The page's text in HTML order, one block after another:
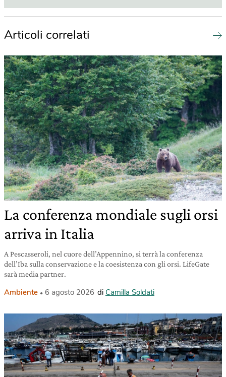
Articoli correlati
La conferenza mondiale sugli orsi
arriva in Italia
A Pescasseroli, nel cuore dell’Appennino, si terrà la conferenza
dell’Iba sulla conservazione e la coesistenza con gli orsi. LifeGate
sarà media partner.
Ambiente 6 agosto 2026 di Camilla Soldati